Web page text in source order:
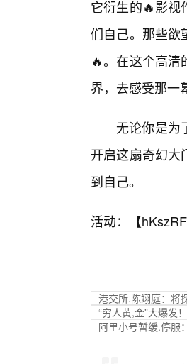
它衍生的🔥影视
们自己。那些欲
🔥。在这个高
界，去感受那一
无论你是为
开启这扇奇幻大
到自己。
活动：【
港交所.陈翊庭：将
“穷人黄,金”大爆发
阿里小号暂缓.停服